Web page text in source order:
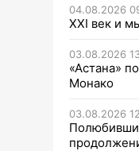
04.08.2026
XXI век и
03.08.2026
«Астана»
Монако
03.08.2026